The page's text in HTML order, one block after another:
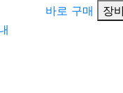
바로 구매
장